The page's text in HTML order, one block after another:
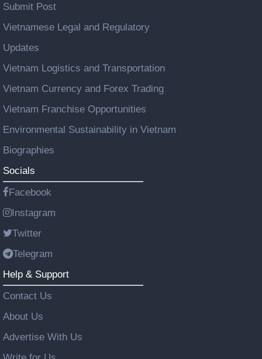
Submit Post
Vietnamese Legal and Regulatory
Updates
Vietnam Logistics and Transportation
Vietnam Currency and Forex Trading
Vietnam Franchise Opportunities
Environmental Sustainability in Vietnam
Biographies
Socials
Facebook
Instagram
Twitter
Telegram
Help & Support
Contact Us
About Us
Advertise With Us